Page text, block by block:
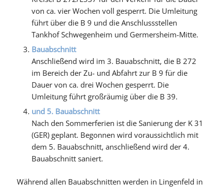
von ca. vier Wochen voll gesperrt. Die Umleitung
führt über die B 9 und die Anschlussstellen
Tankhof Schwegenheim und Germersheim-Mitte.
Bauabschnitt
Anschließend wird im 3. Bauabschnitt, die B 272
im Bereich der Zu- und Abfahrt zur B 9 für die
Dauer von ca. drei Wochen gesperrt. Die
Umleitung führt großräumig über die B 39.
und 5. Bauabschnitt
Nach den Sommerferien ist die Sanierung der K 31
(GER) geplant. Begonnen wird voraussichtlich mit
dem 5. Bauabschnitt, anschließend wird der 4.
Bauabschnitt saniert.
Während allen Bauabschnitten werden in Lingenfeld in